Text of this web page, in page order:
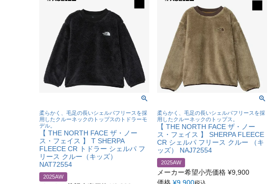
柔らかく、毛足の長いシェルパフリースを採
用したクルーネックのトップスのトドラーモ
デル。
【 THE NORTH FACE ザ・ノー
ス・フェイス 】 T SHERPA
FLEECE CR トドラー シェルパ フ
リース クルー（キッズ）
NAT72554
2025AW
柔らかく、毛足の長いシェルパフリースを採
用したクルーネックのトップス。
【 THE NORTH FACE ザ・ノー
ス・フェイス 】 SHERPA FLEECE
CR シェルパ フリース クルー （キ
ッズ） NAJ72554
2025AW
メーカー希望小売価格 ¥9,900